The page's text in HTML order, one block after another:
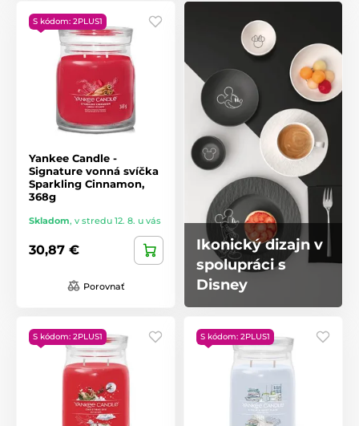
S kódom: 2PLUS1
Yankee Candle -
Signature vonná svíčka
Sparkling Cinnamon,
368g
Skladom, v stredu 12. 8. u vás
30,87 €
Porovnať
Ikonický dizajn v
spolupráci s
Disney
S kódom: 2PLUS1 S kódom: 2PLUS1